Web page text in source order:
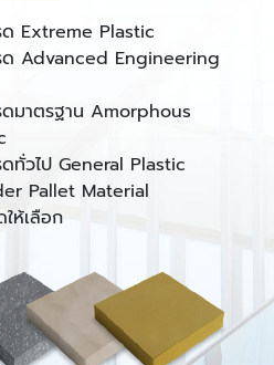
Extreme Plastic
ด Advanced Engineering
มาตรฐาน Amorphous
ทั่วไป General Plastic
Pallet Material
ให้เลือก